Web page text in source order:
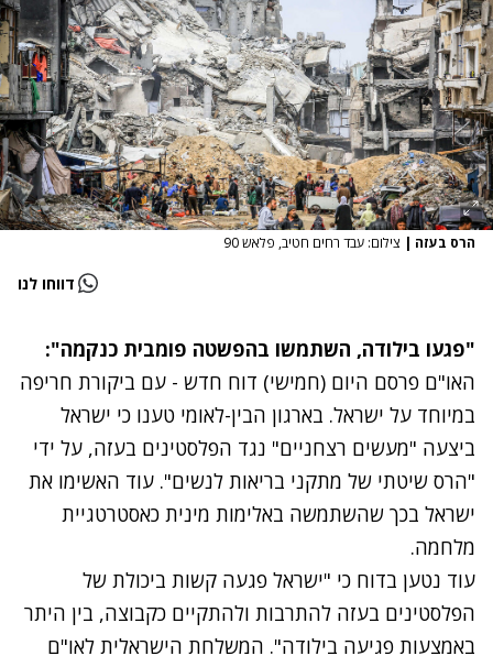
הרס בעזה | צילום: עבד רחים חטיב, פלאש 90
דווחו לנו
"פגעו בילודה, השתמשו בהפשטה פומבית כנקמה":
האו"ם פרסם היום (חמישי) דוח חדש - עם ביקורת חריפה
במיוחד על ישראל. בארגון הבין-לאומי טענו כי ישראל
ביצעה "מעשים רצחניים" נגד הפלסטינים בעזה, על ידי
"הרס שיטתי של מתקני בריאות לנשים". עוד האשימו את
ישראל בכך שהשתמשה באלימות מינית כאסטרטגיית
מלחמה.
עוד נטען בדוח כי "ישראל פגעה קשות ביכולת של
הפלסטינים בעזה להתרבות ולהתקיים כקבוצה, בין היתר
באמצעות פגיעה בילודה". המשלחת הישראלית לאו"ם